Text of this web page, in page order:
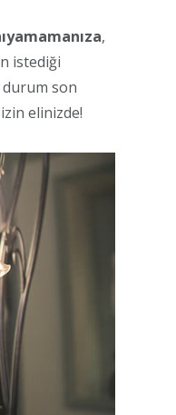
,
istediği
son
elinizde!